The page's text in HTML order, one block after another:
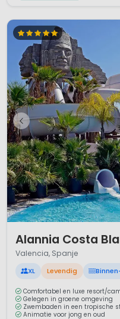
Alannia Costa
Valencia, Spanje
XL Levendig
Comfortabel en luxe resort/
Gelegen in groene omgeving
Zwembaden in een tropische
Animatie voor jong en oud